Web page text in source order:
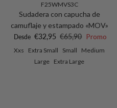
F25WMVS3C
Sudadera con capucha de
camuflaje y estampado «MOV»
Precio de venta
Desde €32,95 Precio normal
€65,90 Promo
Xxs Extra Small Small
Medium
Large Extra Large